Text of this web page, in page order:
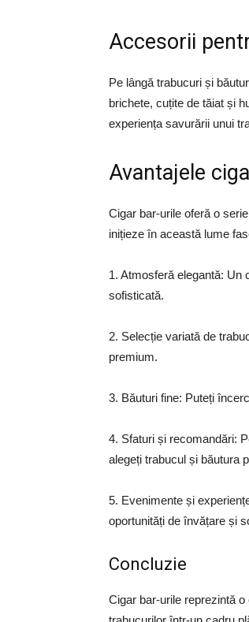
Accesorii
Pe lângă trabucuri și
brichete, cuțite de tăiat și
experiența savurării unui
Avantajele
Cigar bar-urile oferă o
inițieze în această lume
1. Atmosferă elegantă: Un
sofisticată.
2. Selecție variată de
premium.
3. Băuturi fine: Puteți
4. Sfaturi și recomandări:
alegeți trabucul și băutura
5. Evenimente și
oportunități de învățare și
Concluzie
Cigar bar-urile reprezintă